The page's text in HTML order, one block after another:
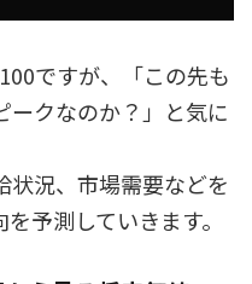
ですが、「この先も
ークなのか？」と気に
状況、市場需要などを
予測していきます。